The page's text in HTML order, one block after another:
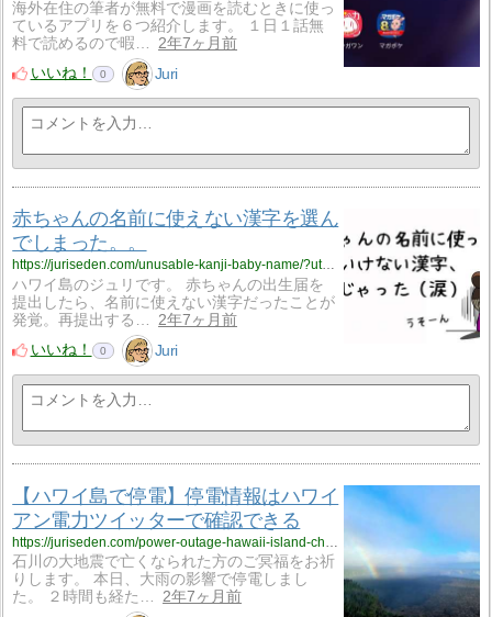
海外在住の筆者が無料で漫画を読むときに使っ
ているアプリを６つ紹介します。 １日１話無
料で読めるので暇…
2年7ヶ月前
いいね！
0 Juri
赤ちゃんの名前に使えない漢字を選ん
でしまった。。
https://juriseden.com/unusable-kanji-baby-name/?utm_source=rss&utm_medium=rss&utm_campaign=unusable-kanji-baby-name
ハワイ島のジュリです。 赤ちゃんの出生届を
提出したら、名前に使えない漢字だったことが
発覚。再提出する…
2年7ヶ月前
いいね！
0 Juri
【ハワイ島で停電】停電情報はハワイ
アン電力ツイッターで確認できる
石川の大地震で亡くなられた方のご冥福をお祈
りします。 本日、大雨の影響で停電しまし
た。 ２時間も経た…
2年7ヶ月前